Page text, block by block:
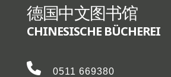
德国中文图书馆
CHINESISCHE BÜCHEREI
0511 669380